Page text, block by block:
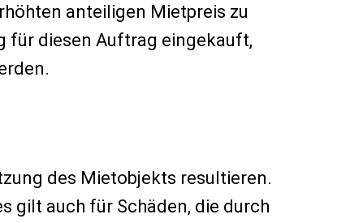
anteiligen Mietpreis zu
für diesen Auftrag eingekauft,
des Mietobjekts resultieren.
gilt auch für Schäden, die durch